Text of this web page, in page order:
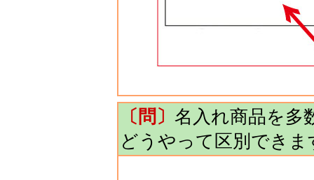
〔問〕 名入れ商品を多
どうやって区別できま